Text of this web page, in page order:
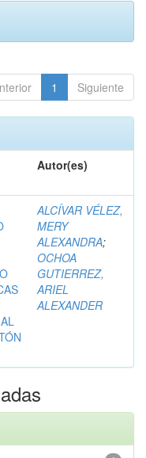
1 Siguiente
Autor(es)
ALCÍVAR VÉLEZ,
MERY
ALEXANDRA;
OCHOA
GUTIERREZ,
ARIEL
ALEXANDER